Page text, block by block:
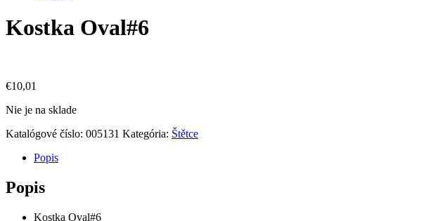
Kostka Oval#6
€10,01
Nie je na sklade
Katalógové číslo: 005131 Kategória: Štětce
Popis
Popis
Kostka Oval#6